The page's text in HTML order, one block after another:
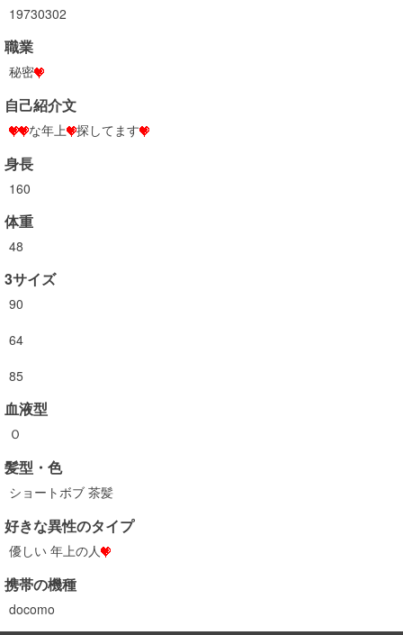
19730302
職業
秘密
自己紹介文
な年上 探してます
身長
160
体重
48
3サイズ
90
64
85
血液型
Ｏ
髪型・色
ショートボブ 茶髪
好きな異性のタイプ
優しい 年上の人
携帯の機種
docomo